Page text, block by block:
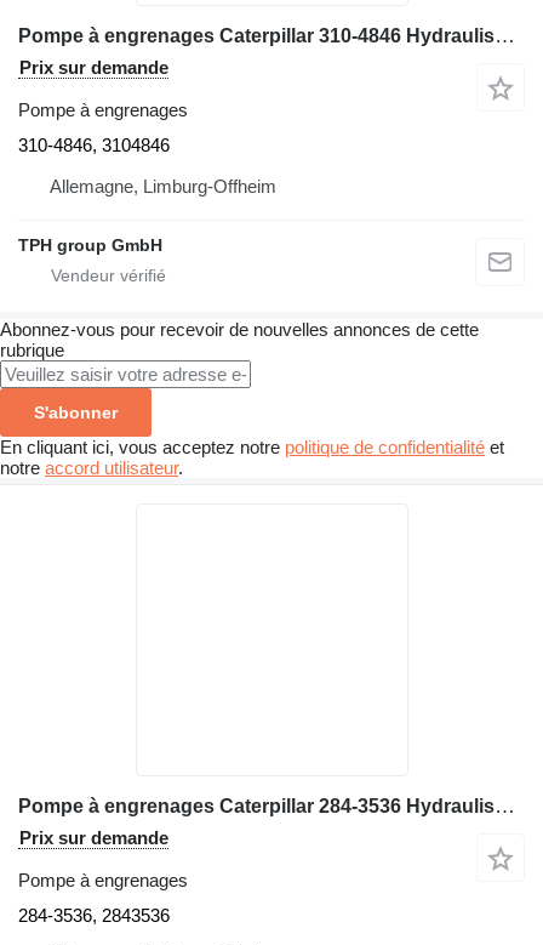
Pompe à engrenages Caterpillar 310-4846 Hydraulische Zahnradpumpe, 3104846, CAT 793F pour tombereau rigide Caterpillar 793F
Prix sur demande
Pompe à engrenages
310-4846, 3104846
Allemagne, Limburg-Offheim
TPH group GmbH
Abonnez-vous pour recevoir de nouvelles annonces de cette
rubrique
S'abonner
En cliquant ici, vous acceptez notre politique de confidentialité et
notre accord utilisateur.
Pompe à engrenages Caterpillar 284-3536 Hydraulische Zahnradpumpe, 2843536, CAT 793D pour tombereau rigide Caterpillar 793D
Prix sur demande
Pompe à engrenages
284-3536, 2843536